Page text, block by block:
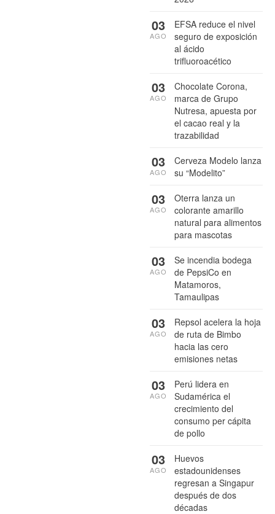
EFSA reduce el nivel
seguro de exposición
al ácido
trifluoroacético
03
AGO
Chocolate Corona,
marca de Grupo
Nutresa, apuesta por
el cacao real y la
trazabilidad
03
AGO
Cerveza Modelo lanza
su “Modelito”
03
AGO
Oterra lanza un
colorante amarillo
natural para alimentos
para mascotas
03
AGO
Se incendia bodega
de PepsiCo en
Matamoros,
Tamaulipas
03
AGO
Repsol acelera la hoja
de ruta de Bimbo
hacia las cero
emisiones netas
03
AGO
Perú lidera en
Sudamérica el
crecimiento del
consumo per cápita
de pollo
03
AGO
Huevos
estadounidenses
regresan a Singapur
después de dos
décadas
03
AGO